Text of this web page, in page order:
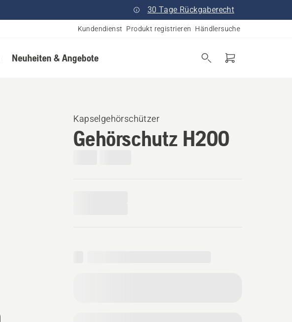
30 Tage Rückgaberecht
Kundendienst Produkt registrieren Händlersuche
Neuheiten & Angebote
Kapselgehörschützer
Gehörschutz H200